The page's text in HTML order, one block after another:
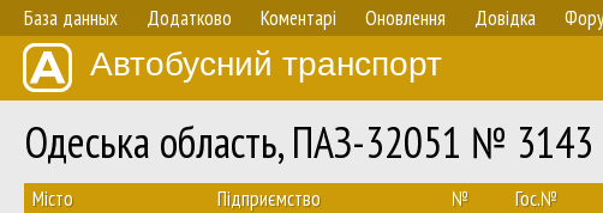
База данных Додатково Коментарі Оновлення Довідка
Автобусний транспорт
Одеська область, ПАЗ-32051 № 3143
Мiсто Підприємство № Гос.№